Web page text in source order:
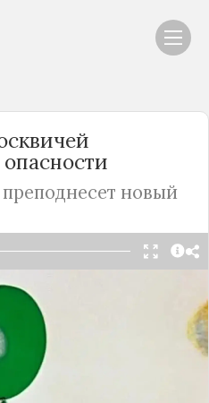
новый
в Telegram
в столице с
воскресенье, 24
прогностического
Шувалов. Об этом